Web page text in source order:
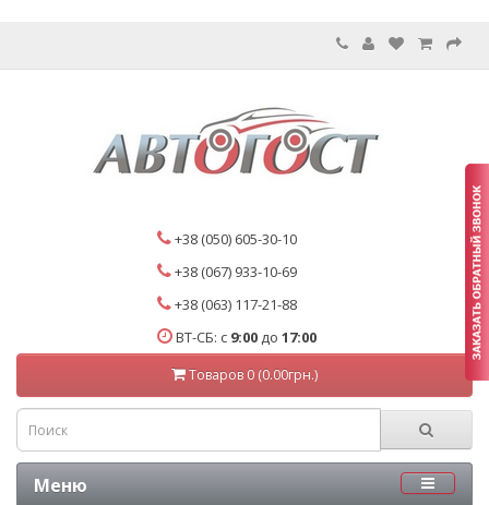
+38 (050) 605-30-10
+38 (067) 933-10-69
+38 (063) 117-21-88
ВТ-СБ: с 9:00 до 17:00
Товаров 0 (0.00грн.)
Меню